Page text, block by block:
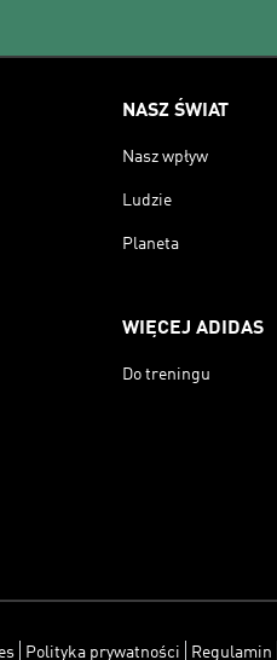
NASZ ŚWIAT
Nasz wpływ
Ludzie
Planeta
WIĘCEJ ADIDAS
Do treningu
Polityka prywatności Regulamin